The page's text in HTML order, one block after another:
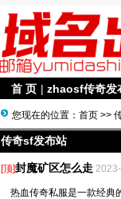
首 页 | zhaosf传奇发
您现在的位置： 首页 >>
传奇sf发布站
[顶]封魔矿区怎么走
热血传奇私服是一款经典